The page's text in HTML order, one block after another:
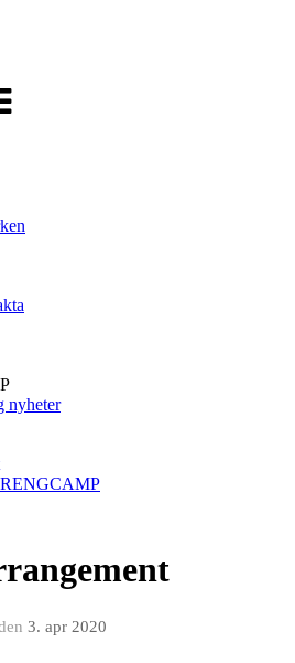
nyheter
3. apr 2020